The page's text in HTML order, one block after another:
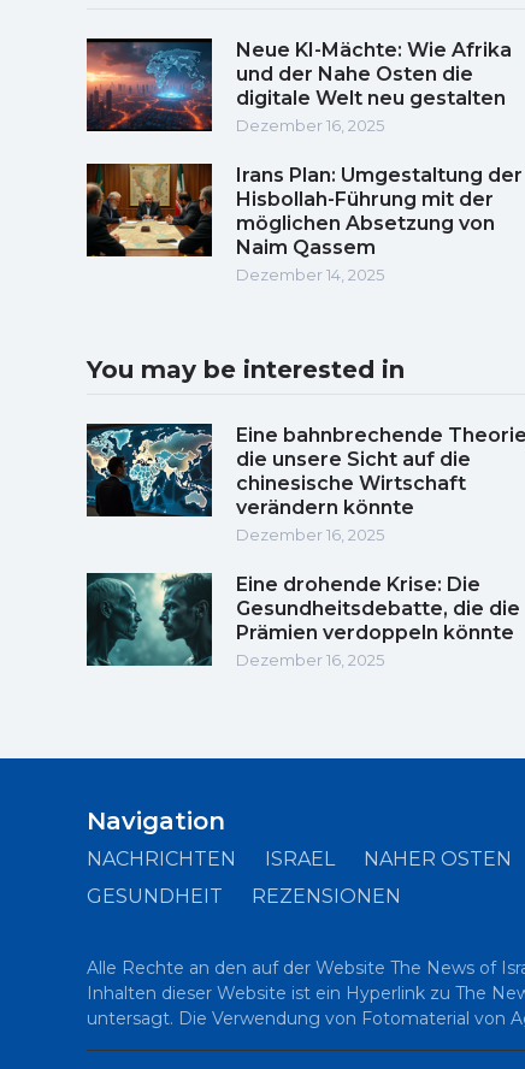
Neue KI-Mächte: Wie Afrika
und der Nahe Osten die
digitale Welt neu gestalten
Dezember 16, 2025
Irans Plan: Umgestaltung der
Hisbollah-Führung mit der
möglichen Absetzung von
Naim Qassem
Dezember 14, 2025
You may be interested in
Eine bahnbrechende
die unsere Sicht auf die
chinesische Wirtschaft
verändern könnte
Dezember 16, 2025
Eine drohende Krise: Die
Gesundheitsdebatte, die die
Prämien verdoppeln könnte
Dezember 16, 2025
Navigation
NACHRICHTEN ISRAEL NAHER OSTEN
GESUNDHEIT
REZENSIONEN
Alle Rechte an den auf der Website The News of
Inhalten dieser Website ist ein Hyperlink zu The
untersagt. Die Verwendung von Fotomaterial von